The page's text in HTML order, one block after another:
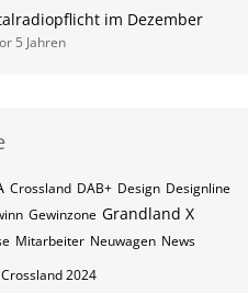
im Dezember
5 Jahren
Crossland DAB+ Design Designline
Gewinzone Grandland X
Mitarbeiter Neuwagen News
2024